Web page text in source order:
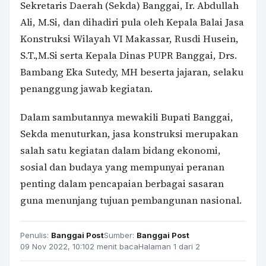
Sekretaris Daerah (Sekda) Banggai, Ir. Abdullah
Ali, M.Si, dan dihadiri pula oleh Kepala Balai Jasa
Konstruksi Wilayah VI Makassar, Rusdi Husein,
S.T.,M.Si serta Kepala Dinas PUPR Banggai, Drs.
Bambang Eka Sutedy, MH beserta jajaran, selaku
penanggung jawab kegiatan.
Dalam sambutannya mewakili Bupati Banggai,
Sekda menuturkan, jasa konstruksi merupakan
salah satu kegiatan dalam bidang ekonomi,
sosial dan budaya yang mempunyai peranan
penting dalam pencapaian berbagai sasaran
guna menunjang tujuan pembangunan nasional.
Penulis: Banggai PostSumber: Banggai Post
09 Nov 2022, 10:102 menit bacaHalaman 1 dari 2